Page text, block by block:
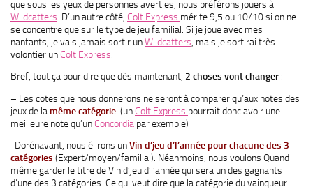
que sous les yeux de personnes averties, nous préférons jouers à
Wildcatters . D’un autre côté, Colt Express mérite 9,5 ou 10/10 si on ne
se concentre que sur le type de jeu familial. Si je joue avec mes
nanfants, je vais jamais sortir unWildcatters , mais je sortirai très
volontier un Colt Express
Bref, tout ça pour dire que dès maintenant, 2 choses vont changer :
– Les cotes que nous donnerons ne seront à comparer qu’aux notes des
jeux de la même catégorie . (un Colt Express pourrait donc avoir une
meilleure note qu’un Concordia par exemple)
-Dorénavant, nous élirons unVin d’jeu d’l’année pour chacune des 3
catégories (Expert/moyen/familial). Néanmoins, nous voulons Quand
même garder le titre de Vin d’jeu d’l’année qui sera un des gagnants
d’une des 3 catégories. Ce qui veut dire que la catégorie du vainqueur